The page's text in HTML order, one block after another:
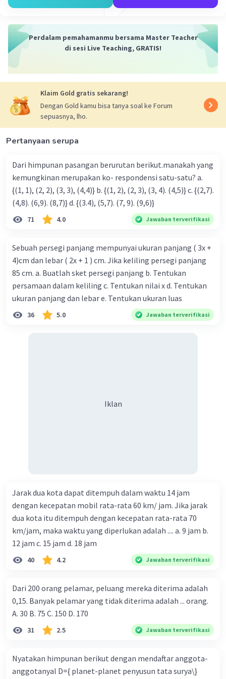
4) +1/6≥2y/(y+4), dengan y>−4 dan y adalah bilangan
Beri Rating·0.0(0) Balas
Perdalam pemahamanmu bersama Master Teacher
di sesi Live Teaching, GRATIS!
Klaim Gold gratis sekarang!
Dengan Gold kamu bisa tanya soal ke Forum
sepuasnya, lho.
Pertanyaan serupa
Dari himpunan pasangan berurutan berikut.manakah yang
kemungkinan merupakan ko- respondensi satu-satu? a.
{(1, 1), (2, 2), (3, 3), (4,4)} b. {(1, 2), (2, 3), (3, 4). (4,5)} c. {(2,7).
(4,8). (6,9). (8,7)} d. {(3.4), (5,7). (7, 9). (9,6)}
71 4.0 Jawaban terverifikasi
Sebuah persegi panjang mempunyai ukuran panjang ( 3x +
4)cm dan lebar ( 2x + 1 ) cm. Jika keliling persegi panjang
85 cm. a. Buatlah sket persegi panjang b. Tentukan
persamaan dalam keliling c. Tentukan nilai x d. Tentukan
ukuran panjang dan lebar e. Tentukan ukuran luas
36 5.0 Jawaban terverifikasi
Iklan
Jarak dua kota dapat ditempuh dalam waktu 14 jam
dengan kecepatan mobil rata-rata 60 km/ jam. Jika jarak
dua kota itu ditempuh dengan kecepatan rata-rata 70
km/jam, maka waktu yang diperlukan adalah .... a. 9 jam b.
12 jam c. 15 jam d. 18 jam
40 4.2 Jawaban terverifikasi
Dari 200 orang pelamar, peluang mereka diterima adalah
0,15. Banyak pelamar yang tidak diterima adalah ... orang.
A. 30 B. 75 C. 150 D. 170
31 2.5 Jawaban terverifikasi
Nyatakan himpunan berikut dengan mendaftar anggota-
anggotanyal D={ planet-planet penyusun tata surya\}